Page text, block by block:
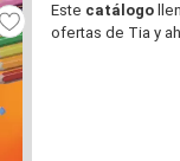
Este catálogo
ofertas de Tia y